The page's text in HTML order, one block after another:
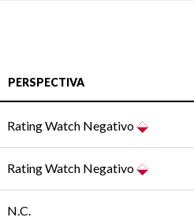
PERSPECTIVA
Rating Watch Negativo
Rating Watch Negativo
N.C.